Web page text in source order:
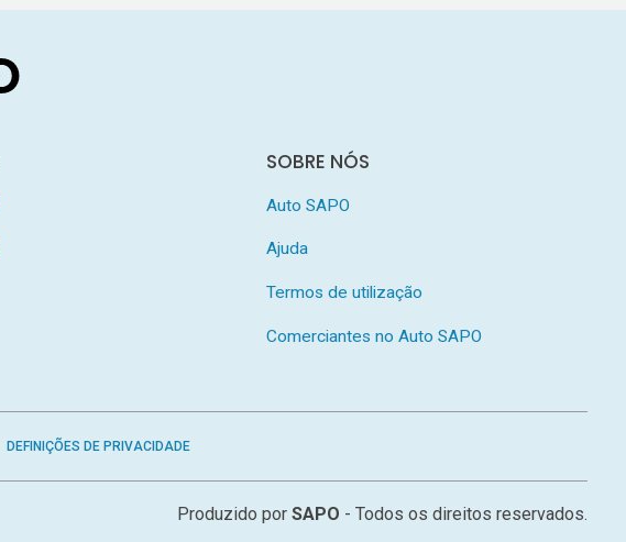
SOBRE NÓS
Auto SAPO
Ajuda
Termos de utilização
Comerciantes no Auto SAPO
DEFINIÇÕES DE PRIVACIDADE
Produzido porSAPO - Todos os direitos reservados.